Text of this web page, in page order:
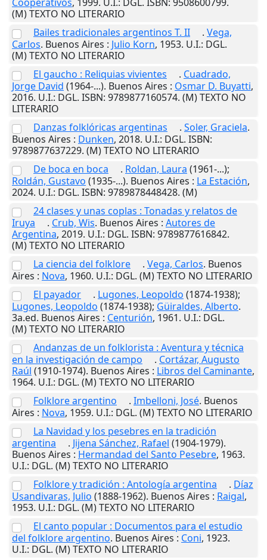
(M) TEXTO NO LITERARIO
Bailes tradicionales argentinos T. II
. Vega,
Carlos. Buenos Aires : Julio Korn, 1953. U.I.: DGL.
(M) TEXTO NO LITERARIO
El gaucho : Reliquias vivientes
. Cuadrado,
Jorge David (1964-...). Buenos Aires : Osmar D. Buyatti,
2016. U.I.: DGL. ISBN: 9789877160574. (M) TEXTO NO
LITERARIO
Danzas folklóricas argentinas
. Soler, Graciela.
Buenos Aires : Dunken, 2018. U.I.: DGL. ISBN:
9789877637229. (M) TEXTO NO LITERARIO
De boca en boca
. Roldan, Laura (1961-...);
Roldán, Gustavo (1935-...). Buenos Aires : La Estación,
2024. U.I.: DGL. ISBN: 9789878448428. (M)
24 clases y unas coplas : Tonadas y relatos de
Iruya
. Crub, Wis. Buenos Aires : Autores de
Argentina, 2019. U.I.: DGL. ISBN: 9789877616842.
(M) TEXTO NO LITERARIO
La ciencia del folklore
. Vega, Carlos. Buenos
Aires : Nova, 1960. U.I.: DGL. (M) TEXTO NO LITERARIO
El payador
. Lugones, Leopoldo (1874-1938);
Lugones, Leopoldo (1874-1938); Güiraldes, Alberto.
3a.ed. Buenos Aires : Centurión, 1961. U.I.: DGL.
(M) TEXTO NO LITERARIO
Andanzas de un folklorista : Aventura y técnica
en la investigación de campo
. Cortázar, Augusto
Raúl (1910-1974). Buenos Aires : Libros del Caminante,
1964. U.I.: DGL. (M) TEXTO NO LITERARIO
Folklore argentino
. Imbelloni, José. Buenos
Aires : Nova, 1959. U.I.: DGL. (M) TEXTO NO LITERARIO
La Navidad y los pesebres en la tradición
argentina
. Jijena Sánchez, Rafael (1904-1979).
Buenos Aires : Hermandad del Santo Pesebre, 1963.
U.I.: DGL. (M) TEXTO NO LITERARIO
Folklore y tradición : Antología argentina
. Díaz
Usandivaras, Julio (1888-1962). Buenos Aires : Raigal,
1953. U.I.: DGL. (M) TEXTO NO LITERARIO
El canto popular : Documentos para el estudio
del folklore argentino. Buenos Aires : Coni, 1923.
U.I.: DGL. (M) TEXTO NO LITERARIO